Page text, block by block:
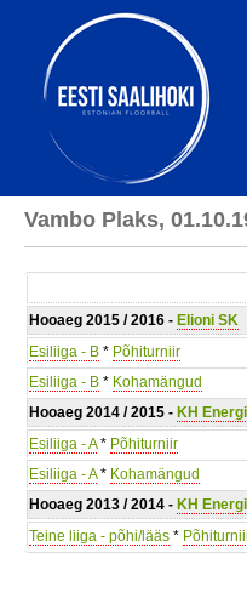
Vambo Plaks,
Hooaeg 2015 / 2016 - Elioni SK
Esiliiga - B * Põhiturniir
Esiliiga - B * Kohamängud
Hooaeg 2014 / 2015 - KH
Esiliiga - A* Põhiturniir
Esiliiga - A* Kohamängud
Hooaeg 2013 / 2014 - KH
Teine liiga - põhi/lääs *